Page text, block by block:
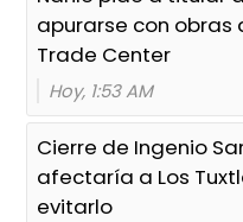
apurarse con obras
Trade Center
Hoy, 1:53 AM
Cierre de Ingenio
afectaría a Los
evitarlo